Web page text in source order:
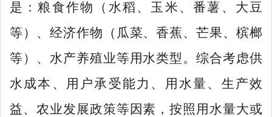
是：粮食作物（水稻、玉米、番薯、大豆
等）、经济作物（瓜菜、香蕉、芒果、槟榔
等）、水产养殖业等用水类型。综合考虑供
水成本、用户承受能力、
用水量、生产效
益、农业发展政策等因素 ，按照用水量大或